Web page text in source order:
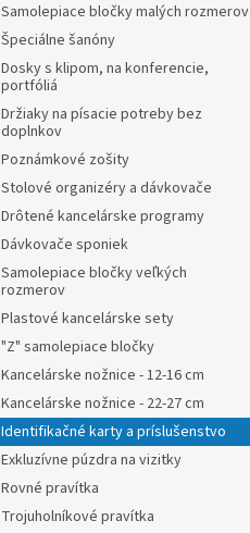
Samolepiace bločky malých rozmerov
Špeciálne šanóny
Dosky s klipom, na konferencie,
portfóliá
Držiaky na písacie potreby bez
doplnkov
Poznámkové zošity
Stolové organizéry a dávkovače
Drôtené kancelárske programy
Dávkovače sponiek
Samolepiace bločky veľkých
rozmerov
Plastové kancelárske sety
"Z" samolepiace bločky
Kancelárske nožnice - 12-16 cm
Kancelárske nožnice - 22-27 cm
Identifikačné karty a príslušenstvo
Exkluzívne púzdra na vizitky
Rovné pravítka
Trojuholníkové pravítka